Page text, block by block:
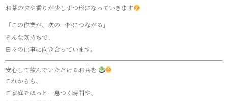
お茶の味や香りが少しずつ形になっていきます
「この作業が、次の一杯につながる」
そんな気持ちで、
日々の仕事に向き合っています。
安心して飲んでいただけるお茶を
これからも、
ご家庭でほっと一息つく時間や、